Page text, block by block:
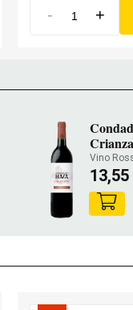
- +
Vino
13,55